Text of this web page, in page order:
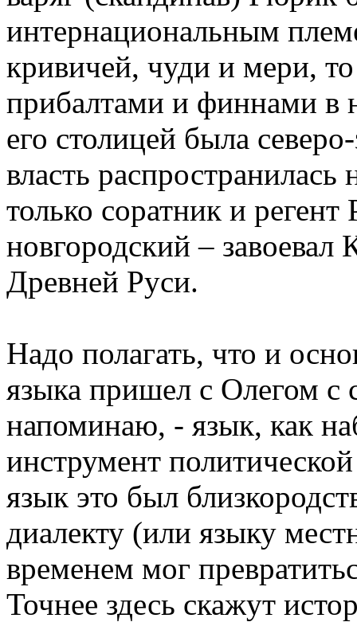
интернациональным
кривичей, чуди и мери,
прибалтами и финнами
его столицей была
власть
только соратник и
новгородский – завоевал
Древней Руси.
Надо полагать, что и
языка пришел с Олегом с
напоминаю, - язык, как
инструмент
язык это был
диалекту (или языку
временем мог
Точнее здесь скажут